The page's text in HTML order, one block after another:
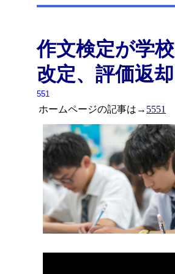
作文検定が学
改定、評価返
551
ホームページの記事は→ 5551